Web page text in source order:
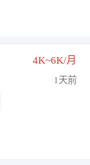
4K~6K/月
1天前